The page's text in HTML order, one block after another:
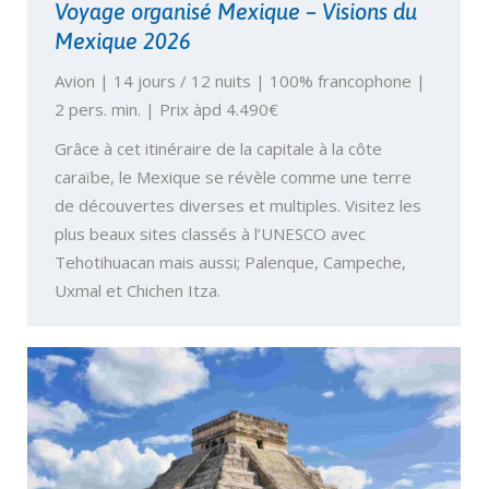
Voyage organisé Mexique – Visions du
Mexique 2026
Avion | 14 jours / 12 nuits | 100% francophone |
2 pers. min. | Prix àpd 4.490€
Grâce à cet itinéraire de la capitale à la côte
caraïbe, le Mexique se révèle comme une terre
de découvertes diverses et multiples. Visitez les
plus beaux sites classés à l’UNESCO avec
Tehotihuacan mais aussi; Palenque, Campeche,
Uxmal et Chichen Itza.